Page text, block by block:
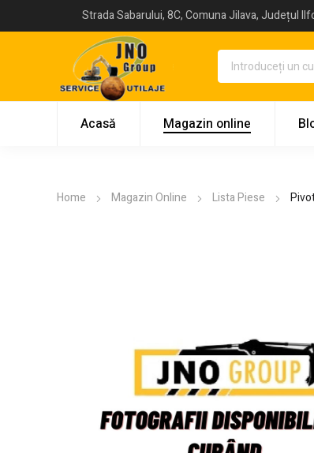
Strada Sabarului, 8C, Comuna Jilava, Județul
Acasă Magazin online
Home Magazin Online Lista Piese